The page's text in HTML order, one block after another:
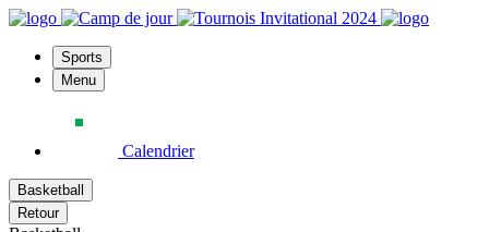
Sports
Menu
Calendrier
Basketball
Retour